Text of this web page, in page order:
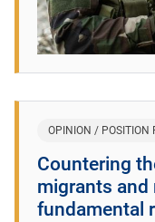
OPINION / POSITION
Countering
migrants and
fundamental